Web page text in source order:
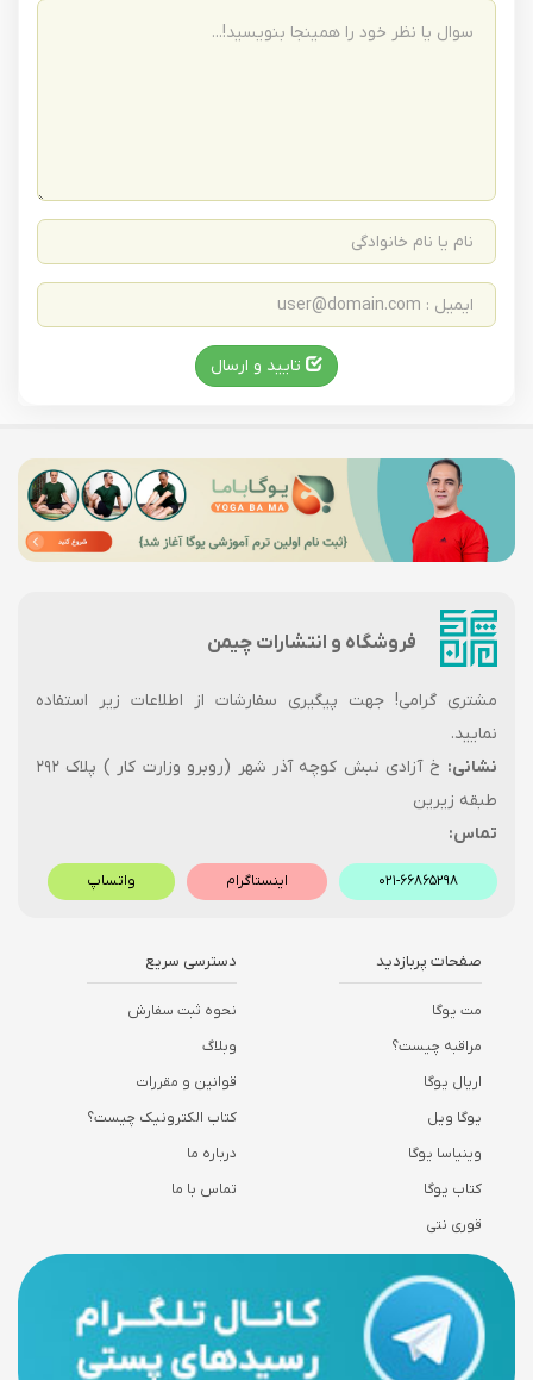
فروشگاه و انتشارات چیمن
مشتری گرامی! جهت پیگیری سفارشات از اطلاعات زیر استفاده
نمایید.
نشانی:
خ آزادی نبش کوچه آذر شهر (روبرو وزارت کار ) پلاک ۲۹۲
طبقه زیرین
تماس:
۰۲۱-۶۶۸۶۵۲۹۸ اینستاگرام واتساپ
صفحات پربازدید
مت یوگا
مراقبه چیست؟
اریال یوگا
یوگا ویل
وینیاسا یوگا
کتاب یوگا
قوری نتی
دسترسی سریع
نحوه ثبت سفارش
وبلاگ
قوانین و مقررات
کتاب الکترونیک چیست؟
درباره ما
تماس با ما